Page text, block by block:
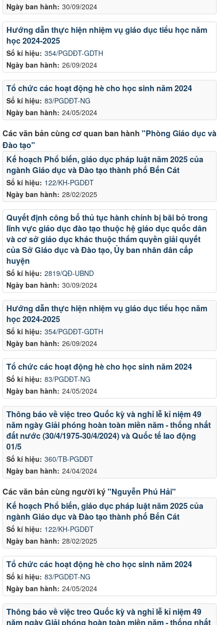
Ngày ban hành: 30/09/2024
Số kí hiệu: 354/PGDĐT-GDTH
Ngày ban hành: 26/09/2024
Hướng dẫn thực hiện nhiệm vụ giáo dục tiểu học năm
học 2024-2025
Số kí hiệu: 83/PGDĐT-NG
Ngày ban hành: 24/05/2024
Tổ chức các hoạt động hè cho học sinh năm 2024
Các văn bản cùng cơ quan ban hành "Phòng Giáo dục và
Đào tạo"
Số kí hiệu: 122/KH-PGDĐT
Ngày ban hành: 28/02/2025
Kế hoạch Phổ biến, giáo dục pháp luật năm 2025 của
ngành Giáo dục và Đào tạo thành phố Bến Cát
Số kí hiệu: 2819/QĐ-UBND
Ngày ban hành: 30/09/2024
Quyết định công bố thủ tục hành chính bị bãi bỏ trong
lĩnh vực giáo dục đào tạo thuộc hệ giáo dục quốc dân
và cơ sở giáo dục khác thuộc thẩm quyền giải quyết
của Sở Giáo dục và Đào tạo, Ủy ban nhân dân cấp
huyện
Số kí hiệu: 354/PGDĐT-GDTH
Ngày ban hành: 26/09/2024
Hướng dẫn thực hiện nhiệm vụ giáo dục tiểu học năm
học 2024-2025
Số kí hiệu: 83/PGDĐT-NG
Ngày ban hành: 24/05/2024
Tổ chức các hoạt động hè cho học sinh năm 2024
Số kí hiệu: 360/TB-PGDĐT
Ngày ban hành: 24/04/2024
Thông báo về việc treo Quốc kỳ và nghỉ lễ kỉ niệm 49
năm ngày Giải phóng hoàn toàn miền năm - thống nhất
đất nước (30/4/1975-30/4/2024) và Quốc tế lao động
01/5
Các văn bản cùng người ký"Nguyễn Phú Hải"
Số kí hiệu: 122/KH-PGDĐT
Ngày ban hành: 28/02/2025
Kế hoạch Phổ biến, giáo dục pháp luật năm 2025 của
ngành Giáo dục và Đào tạo thành phố Bến Cát
Số kí hiệu: 83/PGDĐT-NG
Ngày ban hành: 24/05/2024
Tổ chức các hoạt động hè cho học sinh năm 2024
Thông báo về việc treo Quốc kỳ và nghỉ lễ kỉ niệm 49
năm ngày Giải phóng hoàn toàn miền năm - thống nhất